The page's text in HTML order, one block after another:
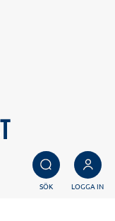
SÖK LOGGA IN